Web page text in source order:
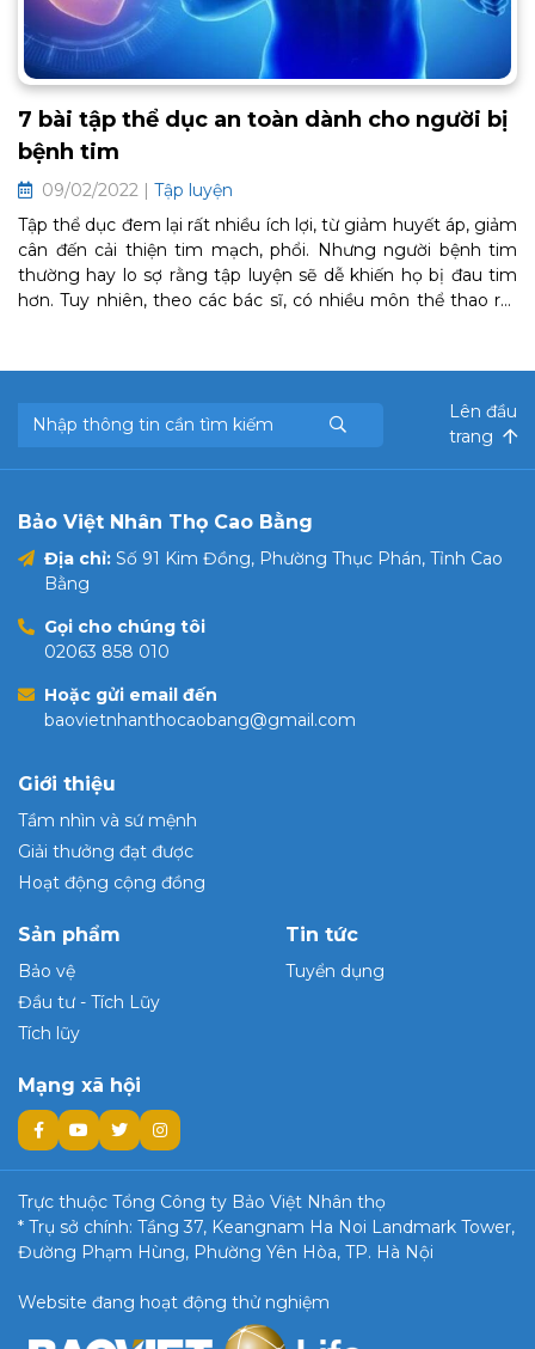
7 bài tập thể dục an toàn dành cho người bị
bệnh tim
09/02/2022 | Tập luyện
Tập thể dục đem lại rất nhiều ích lợi, từ giảm huyết áp, giảm
cân đến cải thiện tim mạch, phổi. Nhưng người bệnh tim
thường hay lo sợ rằng tập luyện sẽ dễ khiến họ bị đau tim
hơn. Tuy nhiên, theo các bác sĩ, có nhiều môn thể thao rất
Lên đầu
trang
Bảo Việt Nhân Thọ Cao Bằng
Địa chỉ: Số 91 Kim Đồng, Phường Thục Phán, Tỉnh Cao
Bằng
Gọi cho chúng tôi
02063 858 010
Hoặc gửi email đến
baovietnhanthocaobang@gmail.com
Giới thiệu
Tầm nhìn và sứ mệnh
Giải thưởng đạt được
Hoạt động cộng đồng
Sản phẩm
Bảo vệ
Đầu tư - Tích Lũy
Tích lũy
Mạng xã hội
Tin tức
Tuyển dụng
Trực thuộc Tổng Công ty Bảo Việt Nhân thọ
* Trụ sở chính: Tầng 37, Keangnam Ha Noi Landmark Tower,
Đường Phạm Hùng, Phường Yên Hòa, TP. Hà Nội
Website đang hoạt động thử nghiệm